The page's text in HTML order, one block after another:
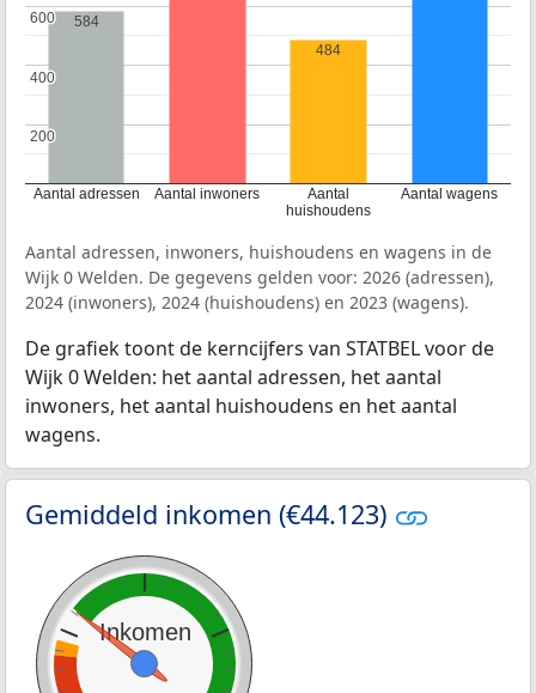
Aantal adressen Aantal inwoners
Aantal
huishoudens
Aantal wagens
200
200
400
400
600
600 584
484
Aantal adressen, inwoners, huishoudens en wagens in de
Wijk 0 Welden. De gegevens gelden voor: 2026 (adressen),
2024 (inwoners), 2024 (huishoudens) en 2023 (wagens).
De grafiek toont de kerncijfers van STATBEL voor de
Wijk 0 Welden: het aantal adressen, het aantal
inwoners, het aantal huishoudens en het aantal
wagens.
Gemiddeld inkomen (€44.123)
Inkomen